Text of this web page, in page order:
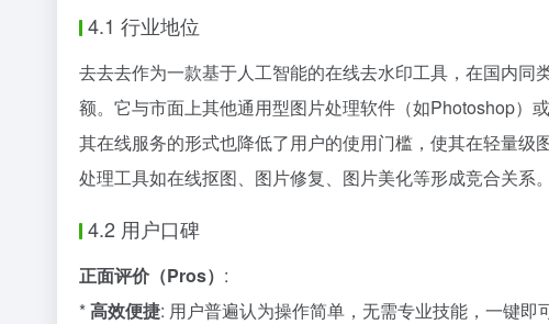
4.1 行业地位
去去去作为一款基于人工智能的在线去水印工具，在国内同
额。它与市面上其他通用型图片处理软件（如Photoshop）
其在线服务的形式也降低了用户的使用门槛，使其在轻量
处理工具如在线抠图、图片修复、图片美化等形成竞合关系。
4.2 用户口碑
正面评价（Pros） :
*高效便捷: 用户普遍认为操作简单，无需专业技能，一键即